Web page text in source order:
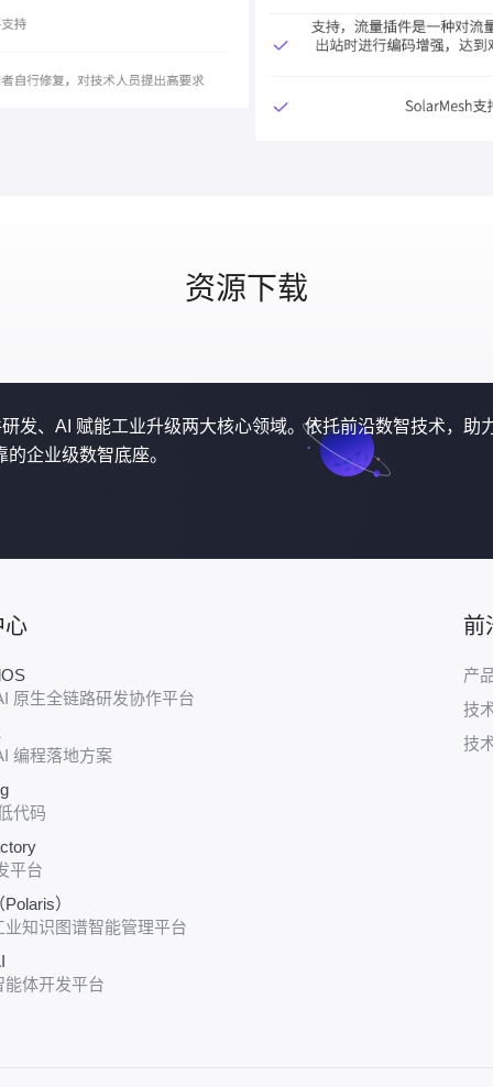
资源下载
发、AI 赋能工业升级两大核心领域。依托前沿数智技术，助
企业级数智底座。
心
原生全链路研发协作平台
编程落地方案
代码
平台
）
业知识图谱智能管理平台
能体开发平台
前
产
技
技